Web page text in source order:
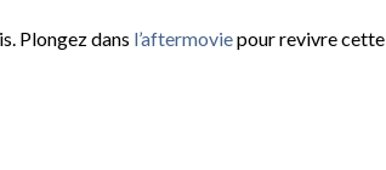
Plongez dans l’aftermoviepour revivre cette